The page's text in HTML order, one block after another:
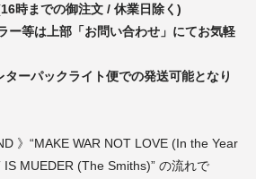
時までの御注文 / 休業日除く)
ー等は上部「お問い合わせ」にてお気軽
ターパックライト便での発送可能となり
》“MAKE WAR NOT LOVE (In the Year
IS MUEDER (The Smiths)” の流れで